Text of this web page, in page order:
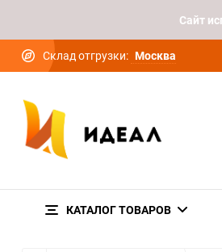
Cайт
Склад отгрузки: Москва
КАТАЛОГ ТОВАРОВ